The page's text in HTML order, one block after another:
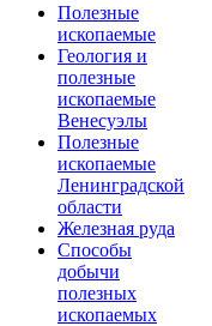
Полезные
ископаемые
Геология и
полезные
ископаемые
Венесуэлы
Полезные
ископаемые
Ленинградской
области
Железная руда
Способы
добычи
полезных
ископаемых